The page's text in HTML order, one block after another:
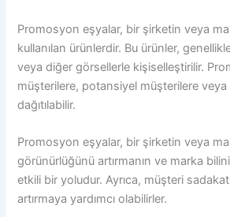
Promosyon eşyalar, bir şirketin veya
kullanılan ürünlerdir. Bu ürünler,
veya diğer görsellerle kişiselleştirilir.
müşterilere, potansiyel müşterilere veya
dağıtılabilir.
Promosyon eşyalar, bir şirketin veya
görünürlüğünü artırmanın ve marka
etkili bir yoludur. Ayrıca, müşteri
artırmaya yardımcı olabilirler.